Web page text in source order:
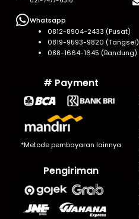
Whatsapp
0812-8904-2433 (Pusat)
0819-9593-9820 (Tangsel)
088-1664-1645 (Bandung)
# Payment
*Metode pembayaran lainnya
Pengiriman